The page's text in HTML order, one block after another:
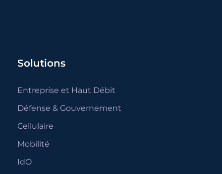
Solutions
Entreprise et Haut Débit
Défense & Gouvernement
Cellulaire
Mobilité
IdO